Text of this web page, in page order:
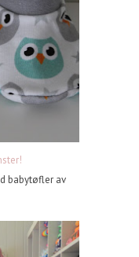
babytøfler av